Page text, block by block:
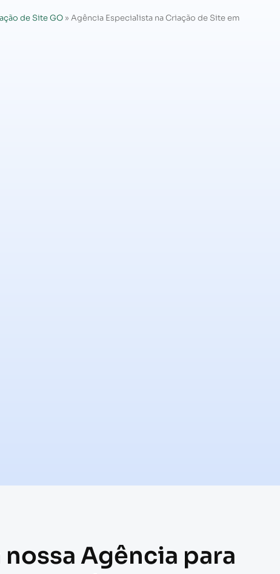
de Site GO » Agência Especialista na Criação de Site em
Agência para